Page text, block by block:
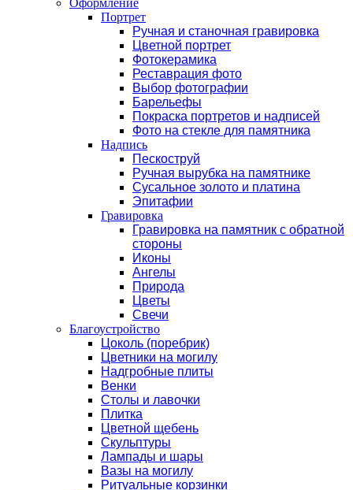
Оформление
Портрет
Ручная и станочная гравировка
Цветной портрет
Фотокерамика
Реставрация фото
Выбор фотографии
Барельефы
Покраска портретов и надписей
Фото на стекле для памятника
Надпись
Пескоструй
Ручная вырубка на памятнике
Сусальное золото и платина
Эпитафии
Гравировка
Гравировка на памятник с обратной
стороны
Иконы
Ангелы
Природа
Цветы
Свечи
Благоустройство
Цоколь (поребрик)
Цветники на могилу
Надгробные плиты
Венки
Столы и лавочки
Плитка
Цветной щебень
Скульптуры
Лампады и шары
Вазы на могилу
Ритуальные корзинки